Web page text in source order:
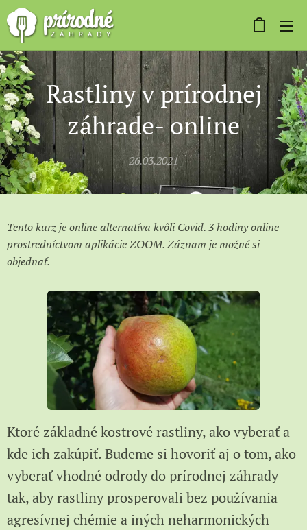
Rastliny v prírodnej
záhrade- online
26.03.2021
Tento kurz je online alternatíva kvôli Covid. 3 hodiny online
prostredníctvom aplikácie ZOOM. Záznam je možné si
objednať.
Ktoré základné kostrové rastliny, ako vyberať a
kde ich zakúpiť. Budeme si hovoriť aj o tom, ako
vyberať vhodné odrody do prírodnej záhrady
tak, aby rastliny prosperovali bez používania
agresívnej chémie a iných neharmonických